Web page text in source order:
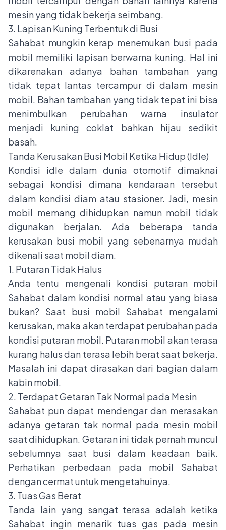
mesin yang tidak bekerja seimbang.
3. Lapisan Kuning Terbentuk di Busi
Sahabat mungkin kerap menemukan busi pada
mobil memiliki lapisan berwarna kuning. Hal ini
dikarenakan adanya bahan tambahan yang
tidak tepat lantas tercampur di dalam mesin
mobil. Bahan tambahan yang tidak tepat ini bisa
menimbulkan perubahan warna insulator
menjadi kuning coklat bahkan hijau sedikit
basah.
Tanda Kerusakan Busi Mobil Ketika Hidup (Idle)
Kondisi idle dalam dunia otomotif dimaknai
sebagai kondisi dimana kendaraan tersebut
dalam kondisi diam atau stasioner. Jadi, mesin
mobil memang dihidupkan namun mobil tidak
digunakan berjalan. Ada beberapa tanda
kerusakan busi mobil yang sebenarnya mudah
dikenali saat mobil diam.
1. Putaran Tidak Halus
Anda tentu mengenali kondisi putaran mobil
Sahabat dalam kondisi normal atau yang biasa
bukan? Saat busi mobil Sahabat mengalami
kerusakan, maka akan terdapat perubahan pada
kondisi putaran mobil. Putaran mobil akan terasa
kurang halus dan terasa lebih berat saat bekerja.
Masalah ini dapat dirasakan dari bagian dalam
kabin mobil.
2. Terdapat Getaran Tak Normal pada Mesin
Sahabat pun dapat mendengar dan merasakan
adanya getaran tak normal pada mesin mobil
saat dihidupkan. Getaran ini tidak pernah muncul
sebelumnya saat busi dalam keadaan baik.
Perhatikan perbedaan pada mobil Sahabat
dengan cermat untuk mengetahuinya.
3. Tuas Gas Berat
Tanda lain yang sangat terasa adalah ketika
Sahabat ingin menarik tuas gas pada mesin